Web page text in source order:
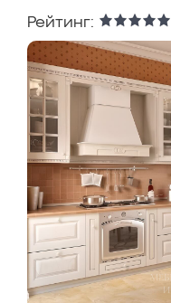
Рейтинг: